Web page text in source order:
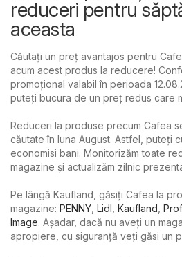
reduceri pentru
aceasta
Căutați un preț avantajos pentru
acum acest produs la reducere!
promoțional valabil în perioada
puteți bucura de un preț redus care
Reduceri la produse precum Cafea
căutate în luna August. Astfel, puteți
economisi bani. Monitorizăm toate
magazine și actualizăm zilnic
Pe lângă Kaufland, găsiți Cafea la
magazine: PENNY Lidl Kaufland
Image. Așadar, dacă nu aveți un
apropiere, cu siguranță veți găsi un